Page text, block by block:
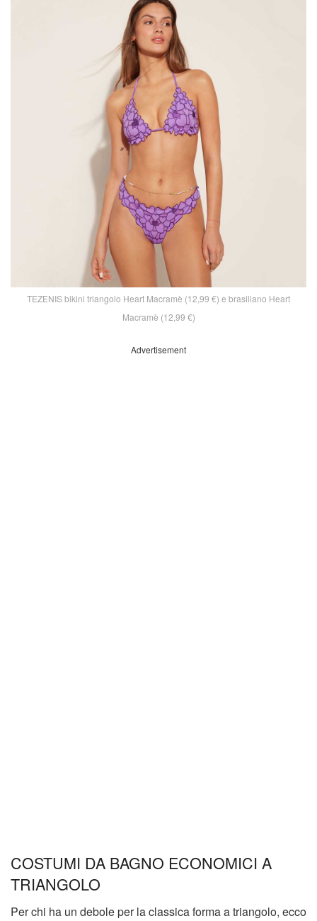
TEZENIS bikini triangolo Heart Macramè (12,99 €) e brasiliano Heart
Macramè (12,99 €)
Advertisement
COSTUMI DA BAGNO ECONOMICI A
TRIANGOLO
Per chi ha un debole per la classica forma a triangolo, ecco